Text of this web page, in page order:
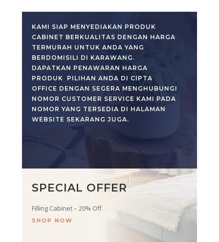
KAMI SIAP MENYEDIAKAN PRODUK
CABINET BERKUALITAS DENGAN HARGA
TERMURAH UNTUK ANDA YANG
BERDOMISILI DI KARAWANG.
DAPATKAN PENAWARAN HARGA
PRODUK PILIHAN ANDA DI CIPTA
OFFICE DENGAN SEGERA MENGHUBUNGI
NOMOR CUSTOMER SERVICE KAMI PADA
NOMOR YANG TERSEDIA DI HALAMAN
WEBSITE SEKARANG JUGA.
SPECIAL OFFER
Filling Cabinet – 20% Off
SHOP NOW